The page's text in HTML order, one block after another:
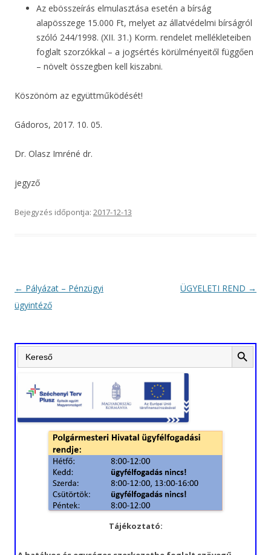
Az ebösszeírás elmulasztása esetén a bírság
alapösszege 15.000 Ft, melyet az állatvédelmi bírságról
szóló 244/1998. (XII. 31.) Korm. rendelet mellékleteiben
foglalt szorzókkal – a jogsértés körülményeitől függően
– növelt összegben kell kiszabni.
Köszönöm az együttműködését!
Gádoros, 2017. 10. 05.
Dr. Olasz Imréné dr.
jegyző
Bejegyzés időpontja: 2017-12-13
Bejegyzés
navigáció
← Pályázat – Pénzügyi
ügyintéző
ÜGYELETI REND →
Search
for:
Search Button
Tájékoztató: